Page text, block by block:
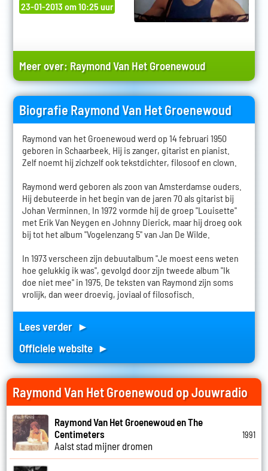
23-01-2013 om 10:25 uur
Meer over: Raymond Van Het Groenewoud
Biografie Raymond Van Het Groenewoud
Raymond van het Groenewoud werd op 14 februari 1950
geboren in Schaarbeek. Hij is zanger, gitarist en pianist.
Zelf noemt hij zichzelf ook tekstdichter, filosoof en clown.
Raymond werd geboren als zoon van Amsterdamse ouders.
Hij debuteerde in het begin van de jaren 70 als gitarist bij
Johan Verminnen. In 1972 vormde hij de groep "Louisette"
met Erik Van Neygen en Johnny Dierick, maar hij droeg ook
bij tot het album "Vogelenzang 5" van Jan De Wilde.
In 1973 verscheen zijn debuutalbum "Je moest eens weten
hoe gelukkig ik was", gevolgd door zijn tweede album "Ik
doe niet mee" in 1975. De teksten van Raymond zijn soms
vrolijk, dan weer droevig, joviaal of filosofisch.
Lees verder ►
Officiele website ►
Raymond Van Het Groenewoud op Jouwradio
Raymond Van Het Groenewoud en The
Centimeters
Aalst stad mijner dromen
1991